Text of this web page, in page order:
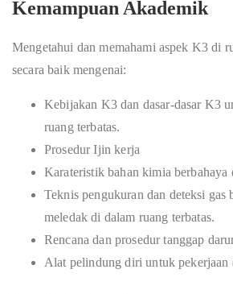
Kemampuan Akademik
Mengetahui dan memahami aspek K3 di
secara baik mengenai:
Kebijakan K3 dan dasar-dasar K3
ruang terbatas.
Prosedur Ijin kerja
Karateristik bahan kimia berbahaya
Teknis pengukuran dan deteksi gas
meledak di dalam ruang terbatas.
Rencana dan prosedur tanggap
Alat pelindung diri untuk pekerjaan